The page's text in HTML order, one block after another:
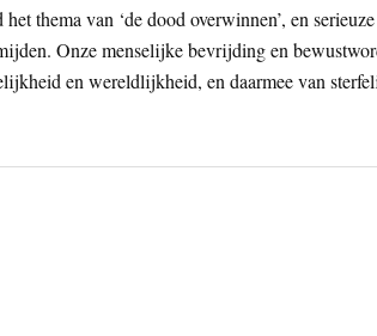
thema van ‘de dood overwinnen’, en
Onze menselijke bevrijding en
en wereldlijkheid, en daarmee van